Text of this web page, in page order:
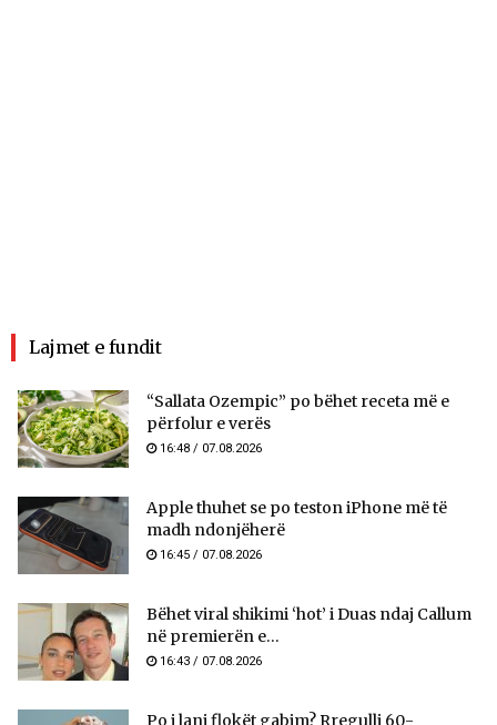
Lajmet e fundit
“Sallata Ozempic” po bëhet receta më e
përfolur e verës
16:48 / 07.08.2026
Apple thuhet se po teston iPhone më të
madh ndonjëherë
16:45 / 07.08.2026
Bëhet viral shikimi ‘hot’ i Duas ndaj Callum
në premierën e...
16:43 / 07.08.2026